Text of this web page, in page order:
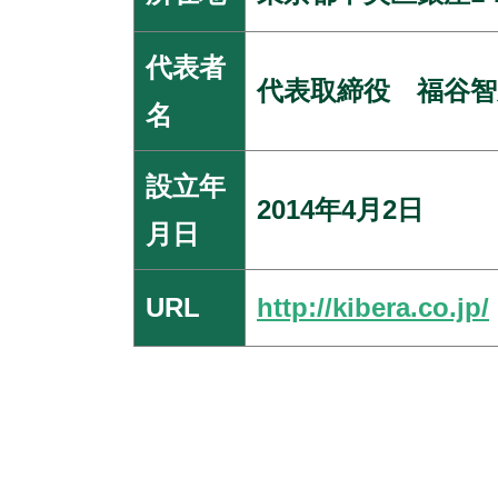
代表者
名
代表取締役 福谷
設立年
月日
2014年4月2日
URL http://kibera.co.jp/